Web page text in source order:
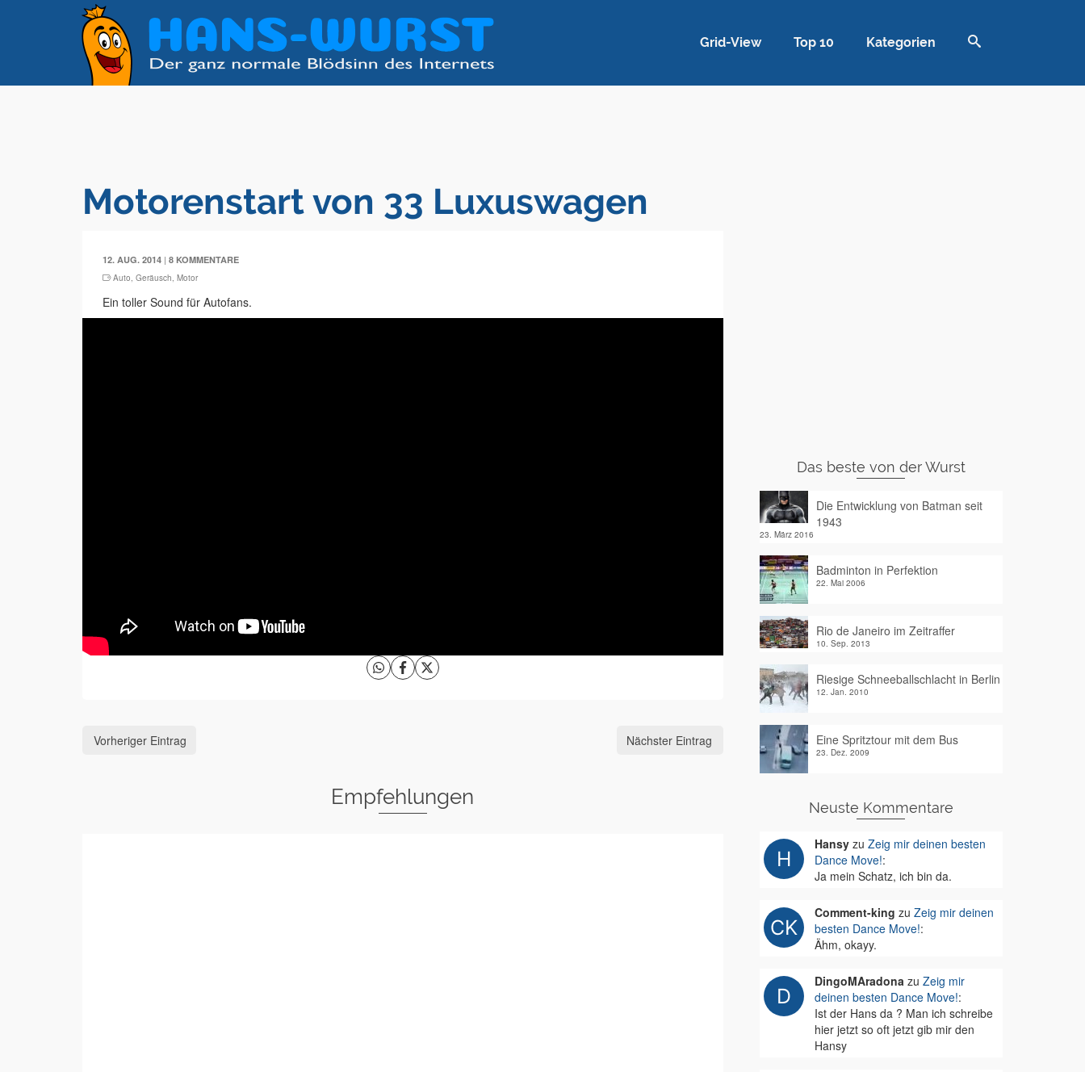
Grid-View Top 10 Kategorien
Motorenstart von 33 Luxuswagen
12. AUG. 2014 | 8 KOMMENTARE
Auto, Geräusch, Motor
Ein toller Sound für Autofans.
Vorheriger Eintrag Nächster Eintrag
Empfehlungen
Das beste von der Wurst
Die Entwicklung von Batman seit
1943
23. März 2016
Badminton in Perfektion
22. Mai 2006
Rio de Janeiro im Zeitraffer
10. Sep. 2013
Riesige Schneeballschlacht in Berlin
12. Jan. 2010
Eine Spritztour mit dem Bus
23. Dez. 2009
Neuste Kommentare
Hansyzu Zeig mir deinen besten
Dance Move!:
Ja mein Schatz, ich bin da.
Comment-king zu Zeig mir deinen
besten Dance Move!:
Ähm, okayy.
DingoMAradonazu Zeig mir
deinen besten Dance Move!:
Ist der Hans da ? Man ich schreibe
hier jetzt so oft jetzt gib mir den
Hansy